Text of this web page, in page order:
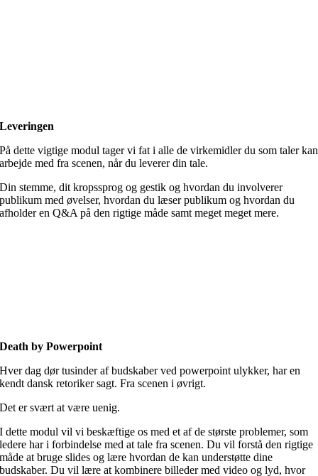
Leveringen
På dette vigtige modul tager vi fat i alle de virkemidler du som taler kan
arbejde med fra scenen, når du leverer din tale.
Din stemme, dit kropssprog og gestik og hvordan du involverer
publikum med øvelser, hvordan du læser publikum og hvordan du
afholder en Q&A på den rigtige måde samt meget meget mere.
Death by Powerpoint
Hver dag dør tusinder af budskaber ved powerpoint ulykker, har en
kendt dansk retoriker sagt. Fra scenen i øvrigt.
Det er svært at være uenig.
I dette modul vil vi beskæftige os med et af de største problemer, som
ledere har i forbindelse med at tale fra scenen. Du vil forstå den rigtige
måde at bruge slides og lære hvordan de kan understøtte dine
budskaber. Du vil lære at kombinere billeder med video og lyd, hvor